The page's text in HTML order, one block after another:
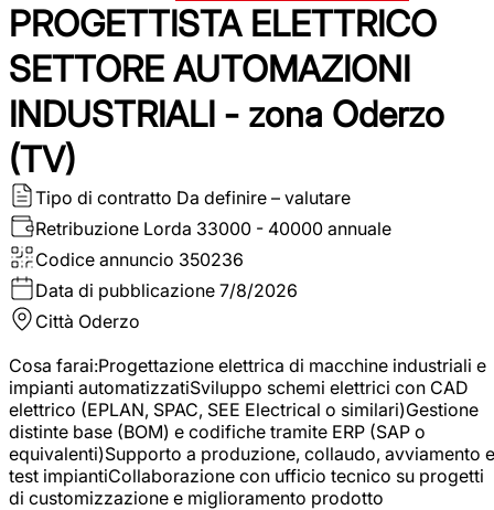
PROGETTISTA ELETTRICO
SETTORE AUTOMAZIONI
INDUSTRIALI - zona Oderzo
(TV)
Tipo di contratto Da definire – valutare
Retribuzione Lorda 33000 - 40000 annuale
Codice annuncio 350236
Data di pubblicazione 7/8/2026
Città Oderzo
Cosa farai:Progettazione elettrica di macchine industriali e
impianti automatizzatiSviluppo schemi elettrici con CAD
elettrico (EPLAN, SPAC, SEE Electrical o similari)Gestione
distinte base (BOM) e codifiche tramite ERP (SAP o
equivalenti)Supporto a produzione, collaudo, avviamento e
test impiantiCollaborazione con ufficio tecnico su progetti
di customizzazione e miglioramento prodotto